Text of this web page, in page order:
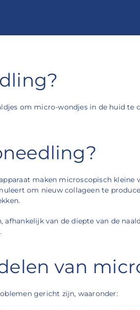
om micro-wondjes in de huid
maken microscopisch
om nieuw collageen te
van de diepte van de
van
gericht zijn, waaronder: